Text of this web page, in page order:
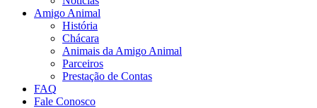
Amigo Animal
História
Chácara
Animais da Amigo Animal
Parceiros
Prestação de Contas
FAQ
Fale Conosco